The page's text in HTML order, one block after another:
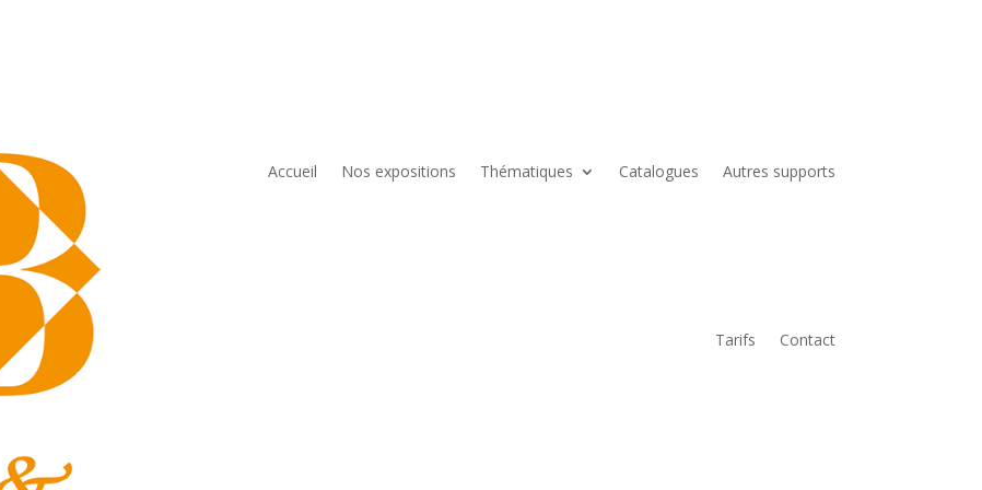
Accueil Nos expositions Thématiques Catalogues Autres supports
Tarifs Contact